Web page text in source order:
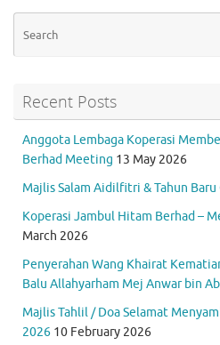
k p
Recent Posts
Anggota Lembaga Koperasi
Berhad Meeting 13 May 2026
Majlis Salam Aidilfitri & Tahun Baru
Koperasi Jambul Hitam Berhad –
March 2026
Penyerahan Wang Khairat
Balu Allahyarham Mej Anwar bin
Majlis Tahlil / Doa Selamat
2026 10 February 2026